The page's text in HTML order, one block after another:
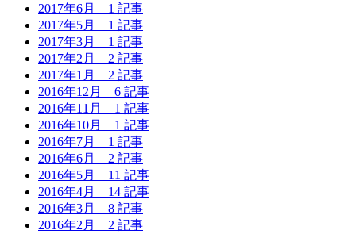
2017年6月 1 記事
2017年5月 1 記事
2017年3月 1 記事
2017年2月 2 記事
2017年1月 2 記事
2016年12月 6 記事
2016年11月 1 記事
2016年10月 1 記事
2016年7月 1 記事
2016年6月 2 記事
2016年5月 11 記事
2016年4月 14 記事
2016年3月 8 記事
2016年2月 2 記事